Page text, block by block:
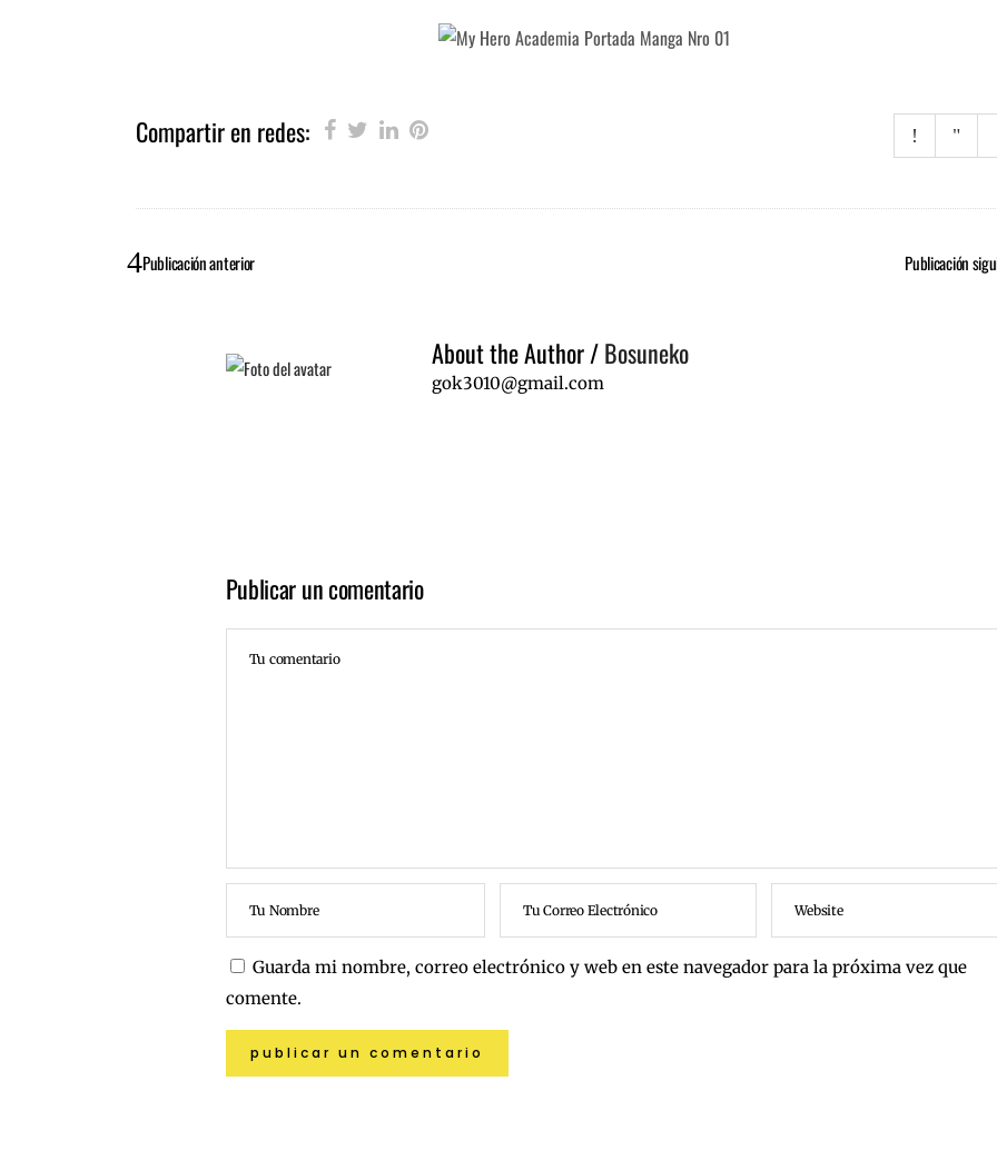
Compartir en redes:
Publicación anterior Publicación
About the Author/Bosuneko
gok3010@gmail.com
Publicar un comentario
Guarda mi nombre, correo electrónico y web en este navegador para la próxima vez que
comente.